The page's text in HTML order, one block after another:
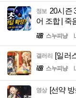
정보 20시즌
어 조합 | 죽
스누피냥
갤러리 [일러
스누피냥
영상 [선약